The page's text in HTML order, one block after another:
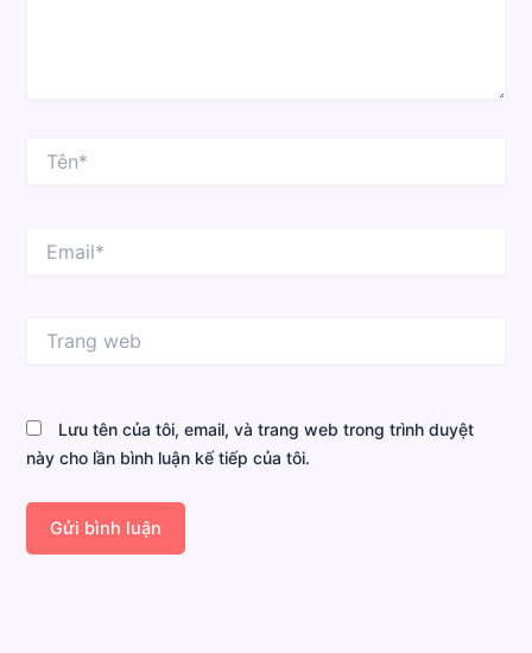
web
Lưu tên của tôi, email, và trang web trong trình duyệt
này cho lần bình luận kế tiếp của tôi.